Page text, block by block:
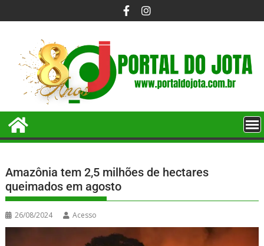
Amazônia tem 2,5 milhões de hectares
queimados em agosto
26/08/2024 Acesso